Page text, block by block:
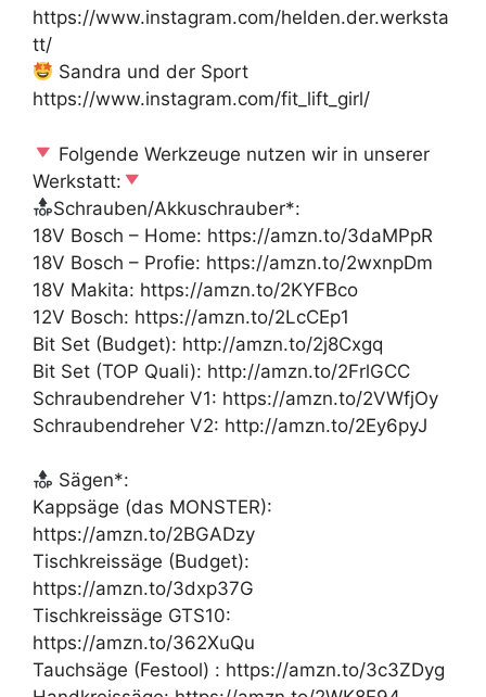
https://www.instagram.com/helden.der.werksta
tt/
Sandra und der Sport
https://www.instagram.com/fit_lift_girl/
Folgende Werkzeuge nutzen wir in unserer
Werkstatt:
Schrauben/Akkuschrauber*:
18V Bosch – Home: https://amzn.to/3daMPpR
18V Bosch – Profie: https://amzn.to/2wxnpDm
18V Makita: https://amzn.to/2KYFBco
12V Bosch: https://amzn.to/2LcCEp1
Bit Set (Budget): http://amzn.to/2j8Cxgq
Bit Set (TOP Quali): http://amzn.to/2FrlGCC
Schraubendreher V1: https://amzn.to/2VWfjOy
Schraubendreher V2: http://amzn.to/2Ey6pyJ
Sägen*:
Kappsäge (das MONSTER):
https://amzn.to/2BGADzy
Tischkreissäge (Budget):
https://amzn.to/3dxp37G
Tischkreissäge GTS10:
https://amzn.to/362XuQu
Tauchsäge (Festool) : https://amzn.to/3c3ZDyg